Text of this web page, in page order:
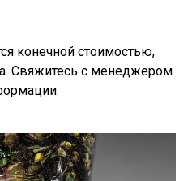
конечной стоимостью,
Свяжитесь с менеджером